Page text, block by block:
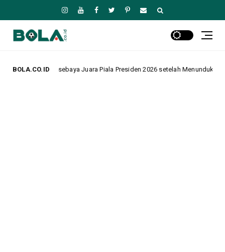
BOLA.CO.ID
Juara Piala Presiden 2026 setelah Menundukkan Persib dalam